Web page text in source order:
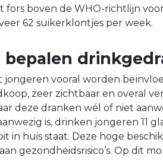
boven de WHO-richtlijn
62 suikerklontjes per week.
vooral worden
zeer zichtbaar en overal
deze dranken wél of niet
is, drinken jongeren 11
in huis staat. Deze hoge
gezondheidsrisico’s. Op dit